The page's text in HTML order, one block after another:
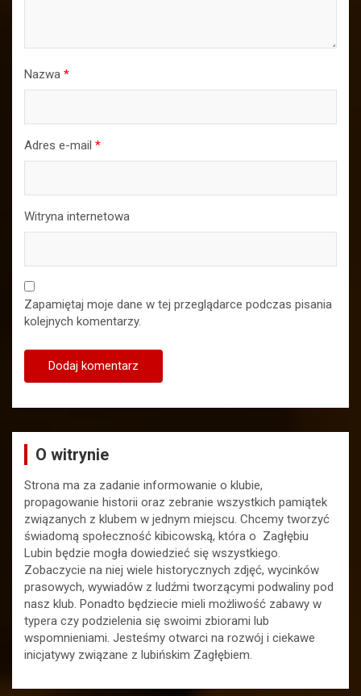
Nazwa *
Adres e-mail *
Witryna internetowa
Zapamiętaj moje dane w tej przeglądarce podczas pisania
kolejnych komentarzy.
O witrynie
Strona ma za zadanie informowanie o klubie,
propagowanie historii oraz zebranie wszystkich pamiątek
związanych z klubem w jednym miejscu. Chcemy tworzyć
świadomą społeczność kibicowską, która o Zagłębiu
Lubin będzie mogła dowiedzieć się wszystkiego.
Zobaczycie na niej wiele historycznych zdjęć, wycinków
prasowych, wywiadów z ludźmi tworzącymi podwaliny pod
nasz klub. Ponadto będziecie mieli możliwość zabawy w
typera czy podzielenia się swoimi zbiorami lub
wspomnieniami. Jesteśmy otwarci na rozwój i ciekawe
inicjatywy związane z lubińskim Zagłębiem.